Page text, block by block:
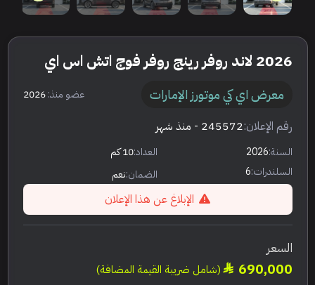
2026 لاند روفر رينج روفر فوج اتش اس اي
معرض اي كي موتورز الإمارات عضو منذ:2026
رقم الإعلان:245572 - منذ شهر
السنة:2026 العداد:10 كم
السلندرات:6 الضمان:نعم
الإبلاغ عن هذا الإعلان
السعر
690,000 (شامل ضريبة القيمة المضافة)